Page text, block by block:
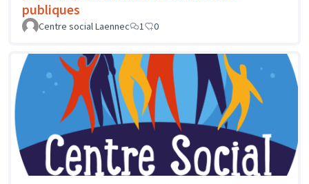
publiques
Centre social Laennec 1 0